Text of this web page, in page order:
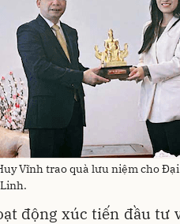
Vĩnh trao quà lưu niệm cho
động xúc tiến đầu tư